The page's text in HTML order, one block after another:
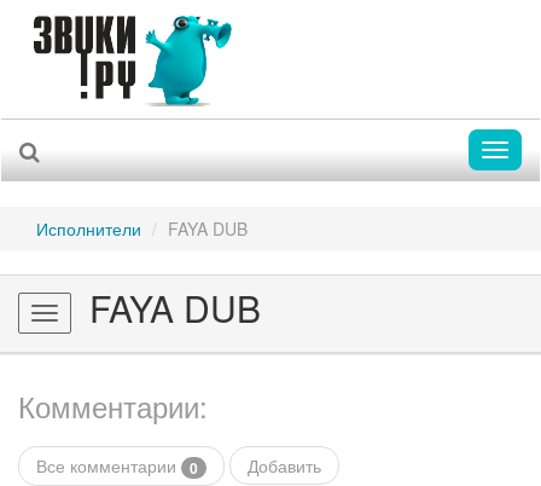
Исполнители FAYA DUB
Toggle
navigation
FAYA DUB
Комментарии:
Все комментарии 0 Добавить